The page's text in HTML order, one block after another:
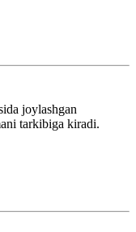
joylashgan
tarkibiga kiradi.